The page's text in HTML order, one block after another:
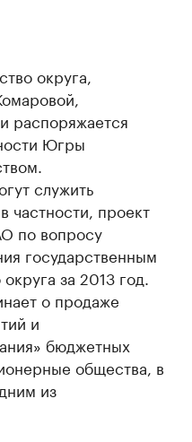
округа,
распоряжается
Югры
служить
частности, проект
по вопросу
государственным
за 2013 год.
о продаже
и
бюджетных
общества, в
из